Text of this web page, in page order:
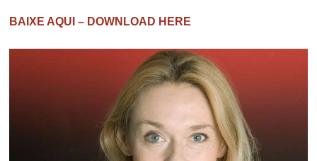
BAIXE AQUI – DOWNLOAD HERE